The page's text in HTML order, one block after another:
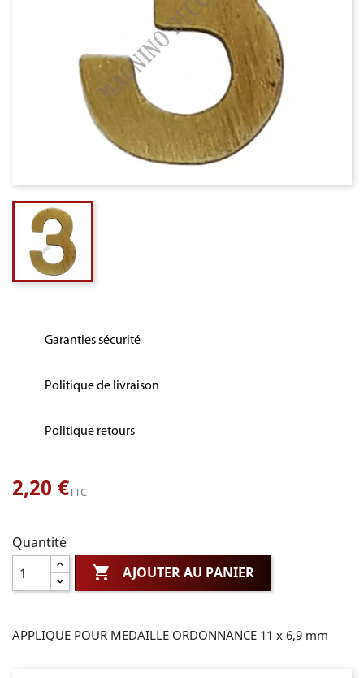
Garanties sécurité
Politique de livraison
Politique retours
2,20 €TTC
Quantité
 AJOUTER AU PANIER
APPLIQUE POUR MEDAILLE ORDONNANCE 11 x 6,9 mm